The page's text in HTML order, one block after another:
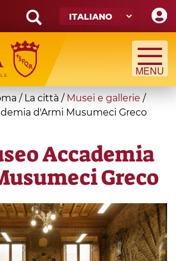
/ La città / Musei e gallerie /
d'Armi Musumeci Greco
Accademia
Greco